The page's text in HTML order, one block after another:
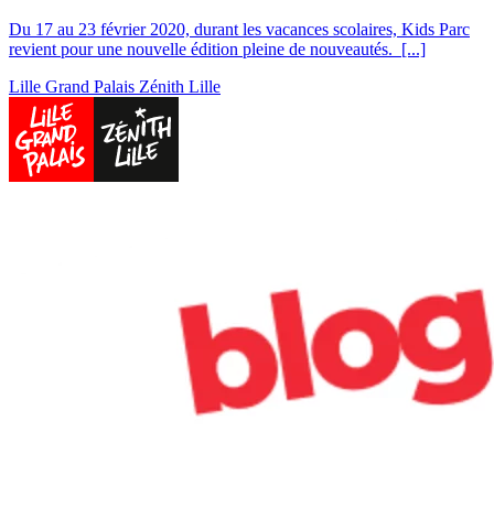
Du 17 au 23 février 2020, durant les vacances scolaires, Kids Parc
revient pour une nouvelle édition pleine de nouveautés. [...]
Lille Grand Palais Zénith Lille